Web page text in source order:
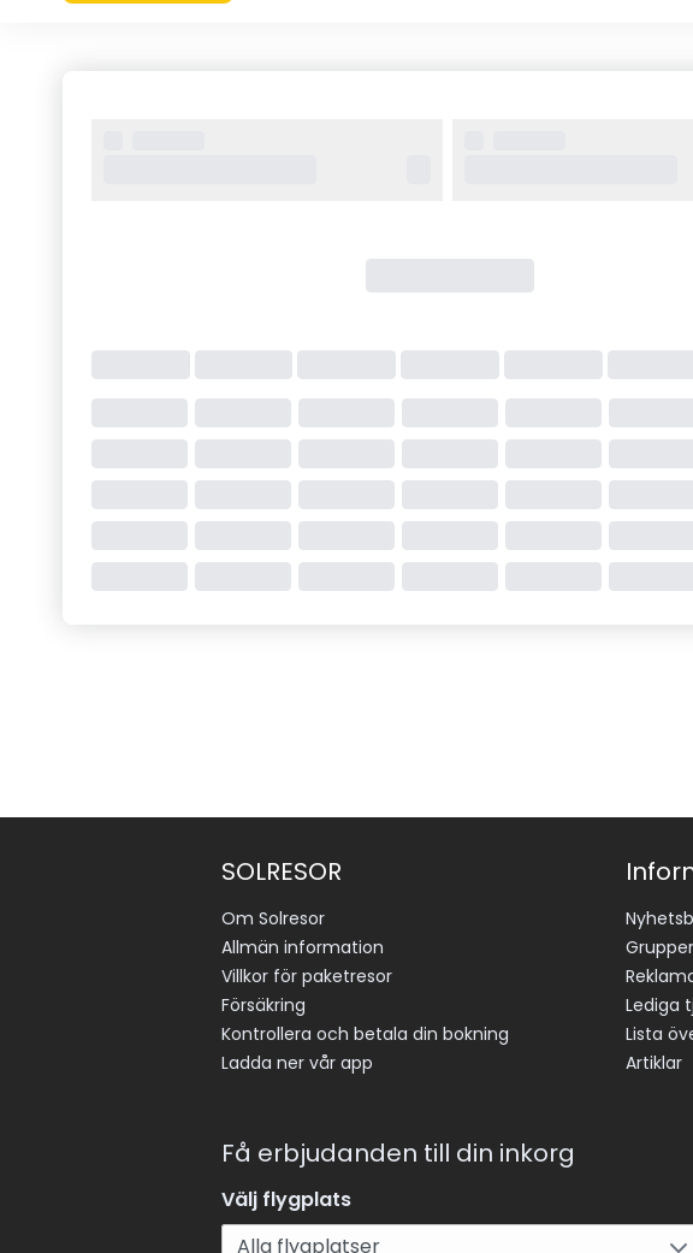
SOLRESOR
Om Solresor
Allmän information
Villkor för paketresor
Försäkring
Kontrollera och betala din bokning
Ladda ner vår app
Grupper
Lediga
Lista
Artiklar
Få erbjudanden till din inkorg
Välj flygplats